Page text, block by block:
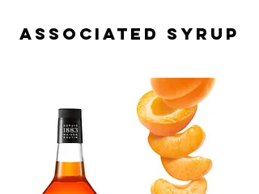
ASSOCIATED SYRUP